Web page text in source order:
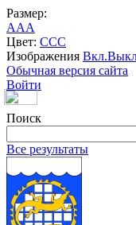
Размер:
AAA
Цвет: CCC
Изображения Вкл.
Обычная версия сайта
Войти
Поиск
Все результаты